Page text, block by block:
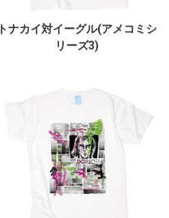
トナカイ対イーグル(アメコミシ
リーズ3)